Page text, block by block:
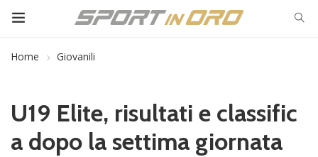
Home Giovanili
U19 Elite, risultati e classific
a dopo la settima giornata